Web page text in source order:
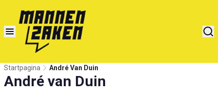
Startpagina André Van Duin
André van Duin